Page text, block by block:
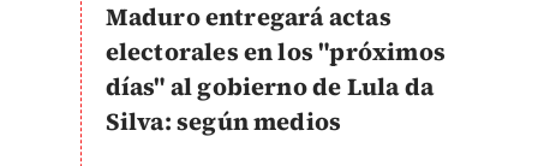
Maduro entregará actas
electorales en los "próximos
días" al gobierno de Lula da
Silva: según medios